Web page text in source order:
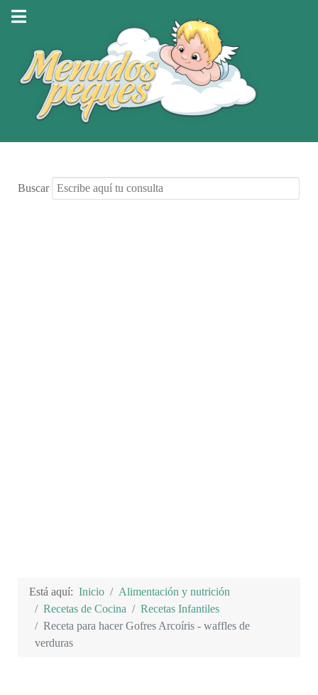
Buscar
Está aquí: Inicio
Alimentación y nutrición
Recetas de Cocina
Recetas Infantiles
Receta para hacer Gofres Arcoíris - waffles de
verduras